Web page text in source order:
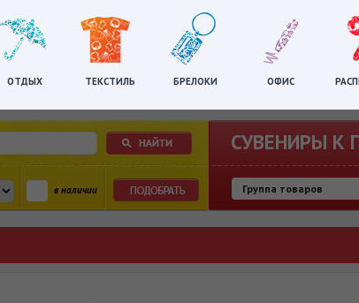
ОТДЫХ ТЕКСТИЛЬ БРЕЛОКИ ОФИС
в наличии
СУВЕНИРЫ К